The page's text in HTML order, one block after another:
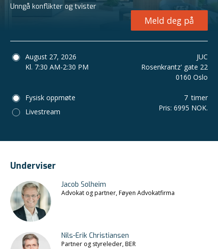
Unngå konflikter og tvister
Meld deg på
August 27, 2026
Kl. 7:30 AM-2:30 PM
JUC
Rosenkrantz' gate 22
0160 Oslo
Fysisk oppmøte
Livestream
7 timer
Pris: 6995 NOK.
Underviser
Jacob Solheim
Advokat og partner, Føyen Advokatfirma
Nils-Erik Christiansen
Partner og styreleder, BER